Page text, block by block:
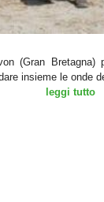
(Gran
insieme le onde
leggi tutto